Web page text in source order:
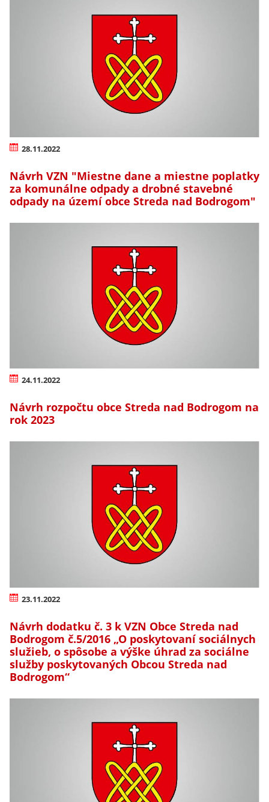
28.11.2022
Návrh VZN "Miestne dane a miestne poplatky
za komunálne odpady a drobné stavebné
odpady na území obce Streda nad Bodrogom"
24.11.2022
Návrh rozpočtu obce Streda nad Bodrogom na
rok 2023
23.11.2022
Návrh dodatku č. 3 k VZN Obce Streda nad
Bodrogom č.5/2016 „O poskytovaní sociálnych
služieb, o spôsobe a výške úhrad za sociálne
služby poskytovaných Obcou Streda nad
Bodrogom“